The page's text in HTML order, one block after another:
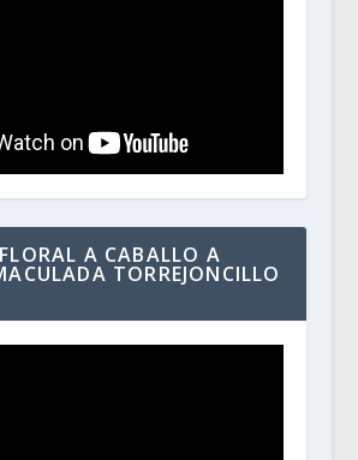
A CABALLO A
TORREJONCILLO